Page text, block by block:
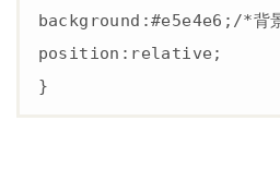
background:#e5e4e6;/*背
position:relative;
}